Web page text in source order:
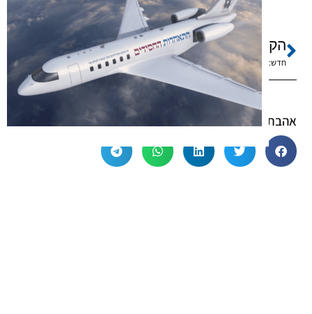
הקודם
חדש: הקהל איד לחודש שבט מנצחים בהקהל
אהבתם? שתפו!